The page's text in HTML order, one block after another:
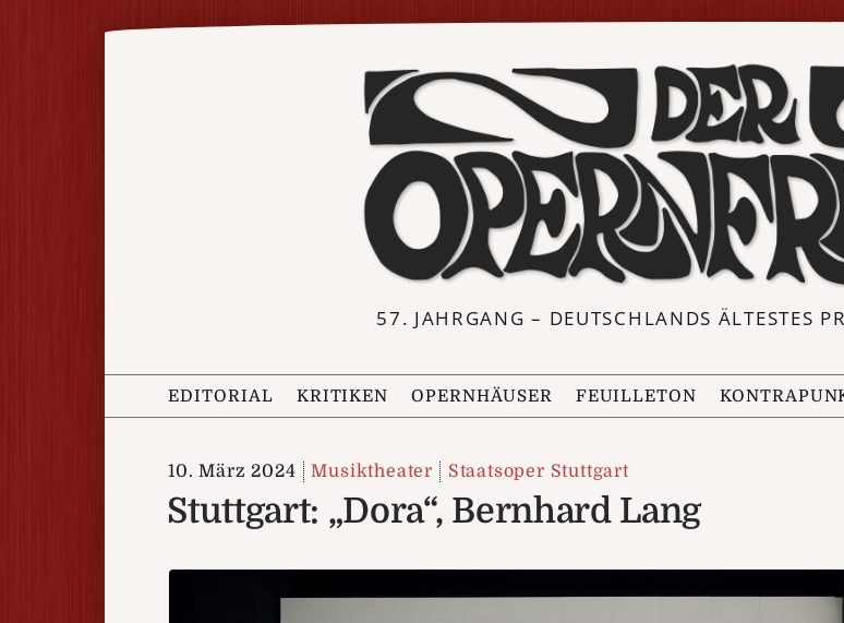
57. JAHRGANG – DEUTSCHLANDS ÄLTESTES
EDITORIAL KRITIKEN OPERNHÄUSER FEUILLETON
10. März 2024 Musiktheater Staatsoper Stuttgart
Stuttgart: „Dora“, Bernhard Lang